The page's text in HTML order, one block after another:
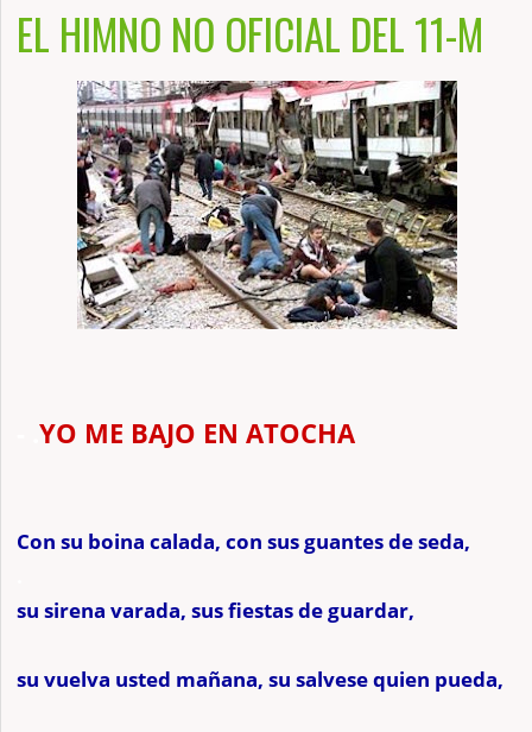
EL HIMNO NO OFICIAL DEL 11-M
.YO ME BAJO EN ATOCHA
Con su boina calada, con sus guantes de seda,
su sirena varada, sus fiestas de guardar,
su vuelva usted mañana, su salvese quien pueda,